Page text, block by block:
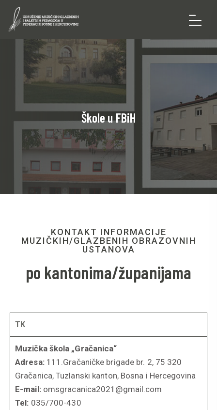
Škole u FBiH
KONTAKT INFORMACIJE
MUZIČKIH/GLAZBENIH OBRAZOVNIH
USTANOVA
po kantonima/županijama
TK
Muzička škola „Gračanica“
Adresa:111.Gračaničke brigade br. 2, 75 320
Gračanica, Tuzlanski kanton, Bosna i Hercegovina
E-mail:omsgracanica2021@gmail.com
Tel: 035/700-430